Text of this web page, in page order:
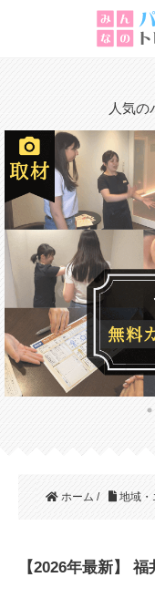
人気の
ホーム / 地域・
【2026年最新】